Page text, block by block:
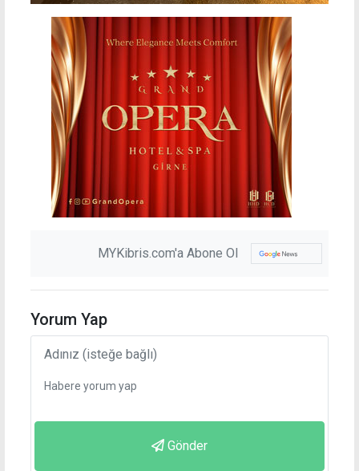
MYKibris.com'a Abone Ol
Yorum Yap
Gönder